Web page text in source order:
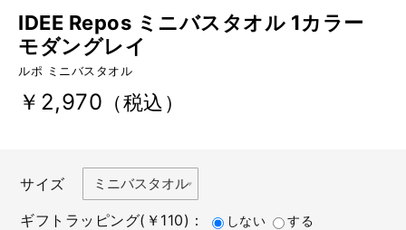
IDEE Repos ミニバスタオル 1カラー
モダングレイ
ルポ ミニバスタオル
￥2,970 （税込）
サイズ
ギフトラッピング(￥110)：
しない する